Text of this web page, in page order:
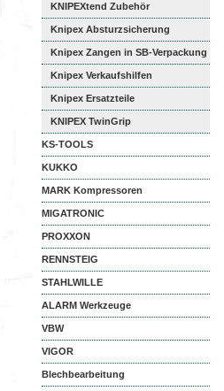
KNIPEXtend Zubehör
Knipex Absturzsicherung
Knipex Zangen in SB-Verpackung
Knipex Verkaufshilfen
Knipex Ersatzteile
KNIPEX TwinGrip
KS-TOOLS
KUKKO
MARK Kompressoren
MIGATRONIC
PROXXON
RENNSTEIG
STAHLWILLE
ALARM Werkzeuge
VBW
VIGOR
Blechbearbeitung